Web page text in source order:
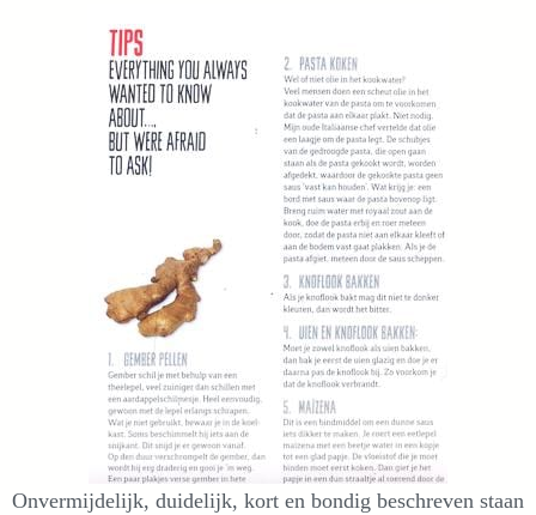
Onvermijdelijk, duidelijk, kort en bondig beschreven staan